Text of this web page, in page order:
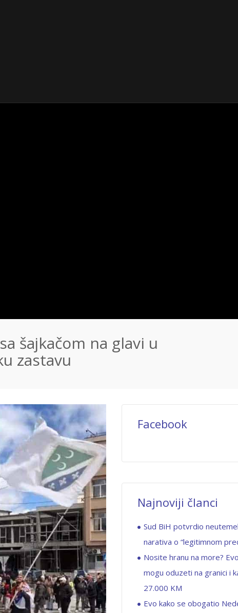
šajkačom na glavi u
zastavu
Facebook
Najnoviji članci
Sud BiH potvrdio
narativa o “legitimnom
Nosite hranu na more?
mogu oduzeti na granici i
27.000 KM
Evo kako se obogatio